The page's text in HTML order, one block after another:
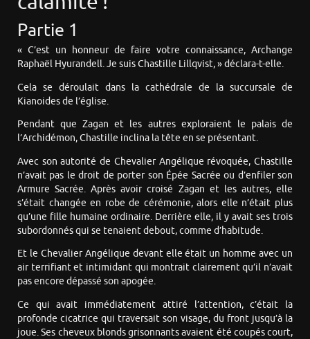
Partie 1
« C’est un honneur de faire votre connaissance, Archange
Raphaël Hyurandell. Je suis Chastille Lillqvist, » déclara-t-elle.
Cela se déroulait dans la cathédrale de la succursale de
Kianoides de l’église.
Pendant que Zagan et les autres exploraient le palais de
l’Archidémon, Chastille inclina la tête en se présentant.
Avec son autorité de Chevalier Angélique révoquée, Chastille
n’avait pas le droit de porter son Épée Sacrée ou d’enfiler son
Armure Sacrée. Après avoir croisé Zagan et les autres, elle
s’était changée en robe de cérémonie, alors elle n’était plus
qu’une fille humaine ordinaire. Derrière elle, il y avait ses trois
subordonnés qui se tenaient debout, comme d’habitude.
Et le Chevalier Angélique devant elle était un homme avec un
air terrifiant et intimidant qui montrait clairement qu’il n’avait
pas encore dépassé son apogée.
Ce qui avait immédiatement attiré l’attention, c’était la
profonde cicatrice qui traversait son visage, du front jusqu’à la
joue. Ses cheveux blonds grisonnants avaient été coupés court,